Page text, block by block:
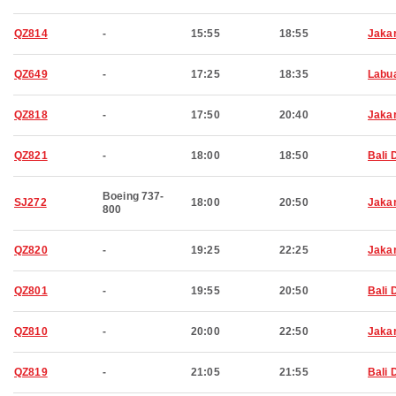
QZ814 - 15:55 18:55
QZ649 - 17:25 18:35
QZ818 - 17:50 20:40
QZ821 - 18:00 18:50 Bali
SJ272
Boeing 737-
800
18:00 20:50
QZ820 - 19:25 22:25
QZ801 - 19:55 20:50 Bali
QZ810 - 20:00 22:50
QZ819 - 21:05 21:55 Bali